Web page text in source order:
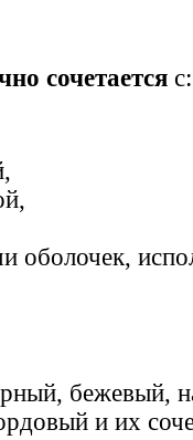
сочетается с:
оболочек,
бежевый,
и их